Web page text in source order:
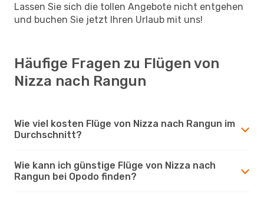
Lassen Sie sich die tollen Angebote nicht entgehen
und buchen Sie jetzt Ihren Urlaub mit uns!
Häufige Fragen zu Flügen von
Nizza nach Rangun
Wie viel kosten Flüge von Nizza nach Rangun im
Durchschnitt?
Wie kann ich günstige Flüge von Nizza nach
Rangun bei Opodo finden?